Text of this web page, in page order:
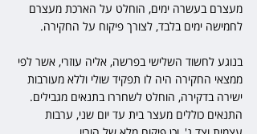
מעצרם בעשרה ימים, הוחלט על הארכת מעצרם
לחמישה ימים בלבד, לצורך פיקוח על החקירה.
בנוגע לחשוד השלישי בפרשה, אליה עוזרי, אשר לפי
ממצאי החקירה היה לו תפקיד שולי וללא מעורבות
ישירה בדקירה, הוחלט לשחררו בתנאים מגבילים.
התנאים כוללים מעצר בית עד יום שני, ערבות